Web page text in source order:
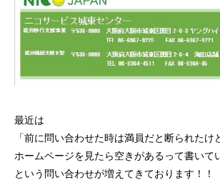
最近は
「前に問い合わせた時は満員だと断られたけ
ホームページを見たら空きがあるって書いて
という問い合わせが増えてきております！！